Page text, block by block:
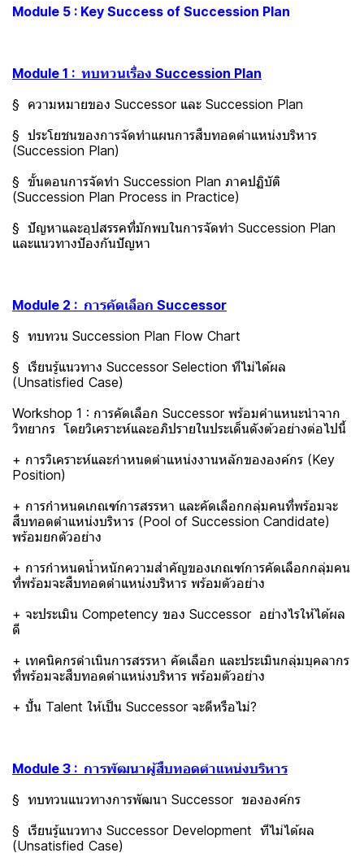
Module 5 : Key Success of Succession Plan
Module 1 : ทบทวนเรื่อง Succession Plan
§ ความหมายของ Successor และ Succession Plan
§ ประโยชนของการจัดทำแผนการสืบทอดตำแหน่งบริหาร
(Succession Plan)
§ ขั้นตอนการจัดทำ Succession Plan ภาคปฏิบัติ
(Succession Plan Process in Practice)
§ ปัญหาและอุปสรรคที่มักพบในการจัดทำ Succession Plan
และแนวทางปัองกันปัญหา
Module 2 : การคัดเลือก Successor
§ ทบทวน Succession Plan Flow Chart
§ เรียนรู้แนวทาง Successor Selection ทีไม่ได้ผล
(Unsatisfied Case)
Workshop 1 : การคัดเลือก Successor พร้อมคำแหนะนำจาก
วิทยากร โดยวิเคราะห์และอภิปรายในประเด็นดังต้วอย่างต่อไปนี้
+ การวิเคราะห์และกำหนดตำแหน่งงานหลักขององค์กร (Key
Position)
+ การกำหนดเกณฑ์การสรรหา และคัดเลือกกลุ่มคนที่พร้อมจะ
สืบทอดตำแหน่งบริหาร (Pool of Succession Candidate)
พร้อมยกตัวอย่าง
+ การกำหนดน้ำหนักความสำคัญของเกณฑ์การคัดเลือกกลุ่มคน
ที่พร้อมจะสืบทอดตำแหน่งบริหาร พร้อมตัวอย่าง
+ จะประเมิน Competency ของ Successor อย่างไรให้ได้ผล
ดี
+ เทคนิคกรดำเนินการสรรหา คัดเลือก และประเมินกลุ่มบุคลากร
ที่พร้อมจะสืบทอดตำแหน่งบริหาร พร้อมตัวอย่าง
+ ปั้น Talent ให้เป็น Successor จะดีหรือไม่?
Module 3 : การพัฒนาผู้สืบทอดตำแหน่งบริหาร
§ ทบทวนแนวทางการพัฒนา Successor ขององค์กร
§ เรียนรู้แนวทาง Successor Development ทีไม่ได้ผล
(Unsatisfied Case)